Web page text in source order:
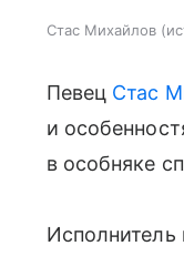
Стас Михайлов
Певец Стас
и
в особняке
Исполнитель